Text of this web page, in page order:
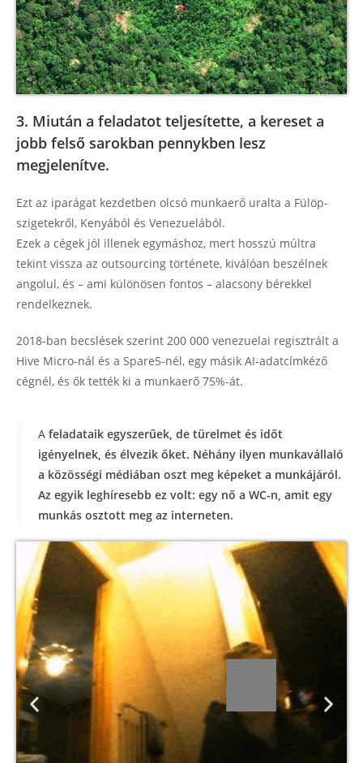
3. Miután a feladatot teljesítette, a kereset a
jobb felső sarokban pennykben lesz
megjelenítve.
Ezt az iparágat kezdetben olcsó munkaerő uralta a Fülöp-
szigetekről, Kenyából és Venezuelából.
Ezek a cégek jól illenek egymáshoz, mert hosszú múltra
tekint vissza az outsourcing története, kiválóan beszélnek
angolul, és – ami különösen fontos – alacsony bérekkel
rendelkeznek.
2018-ban becslések szerint 200 000 venezuelai regisztrált a
Hive Micro-nál és a Spare5-nél, egy másik AI-adatcímkéző
cégnél, és ők tették ki a munkaerő 75%-át.
A feladataik egyszerűek, de türelmet és időt
igényelnek, és élvezik őket. Néhány ilyen munkavállaló
a közösségi médiában oszt meg képeket a munkájáról.
Az egyik leghíresebb ez volt: egy nő a WC-n, amit egy
munkás osztott meg az interneten.